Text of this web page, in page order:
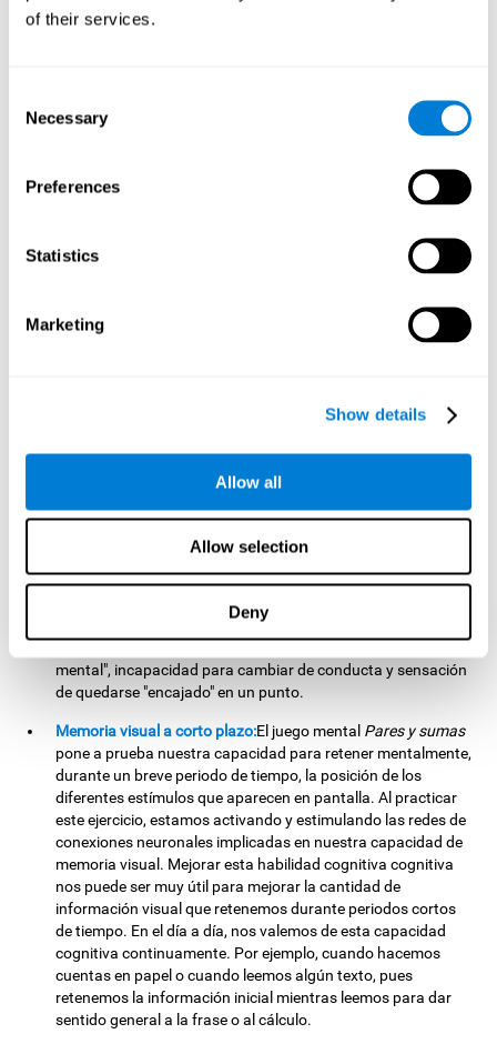
of their services.
Selection
Necessary
Preferences
Statistics
Marketing
Show details
Allow all
Allow selection
Deny
bajo presión. Aunque esta habilidad no tiene que ver con la
Este juego mental te permite hacer "combos", y
ganar puntos más rápidamente. Pero para lograrlo, tendrás
que planificar cuál será la mejor pareja de cada número. Al
estimulando las redes de conexiones neuronales implicadas
hora de anticipar mentalmente la forma correcta de ejecutar
productividad, olvidos, distracciones, dificultades para
tomar las decisiones correctas, para pensar, o hacer más de
Para avanzar de nivel en el juego
debemos estar atentos a la cifra que
adaptar nuestra conducta y estrategia a estas situaciones
cambiantes. Al realizar este ejercicio estamos activando y
ayudando a fortalecer las redes de conexiones neuronales
implicadas en nuestra flexibilidad cognitiva. Una buena
flexibilidad cognitiva se relaciona con una mayor inteligencia,
capacidad de razonamiento fluido, y una mayor destreza
para resolver problemas nuevos de forma eficiente y flexible.
mental", incapacidad para cambiar de conducta y sensación
de quedarse "encajado" en un punto.
Memoria visual a corto plazo:El juego mental Pares y sumas
pone a prueba nuestra capacidad para retener mentalmente,
durante un breve periodo de tiempo, la posición de los
diferentes estímulos que aparecen en pantalla. Al practicar
este ejercicio, estamos activando y estimulando las redes de
conexiones neuronales implicadas en nuestra capacidad de
memoria visual. Mejorar esta habilidad cognitiva cognitiva
nos puede ser muy útil para mejorar la cantidad de
información visual que retenemos durante periodos cortos
de tiempo. En el día a día, nos valemos de esta capacidad
cognitiva continuamente. Por ejemplo, cuando hacemos
cuentas en papel o cuando leemos algún texto, pues
retenemos la información inicial mientras leemos para dar
sentido general a la frase o al cálculo.